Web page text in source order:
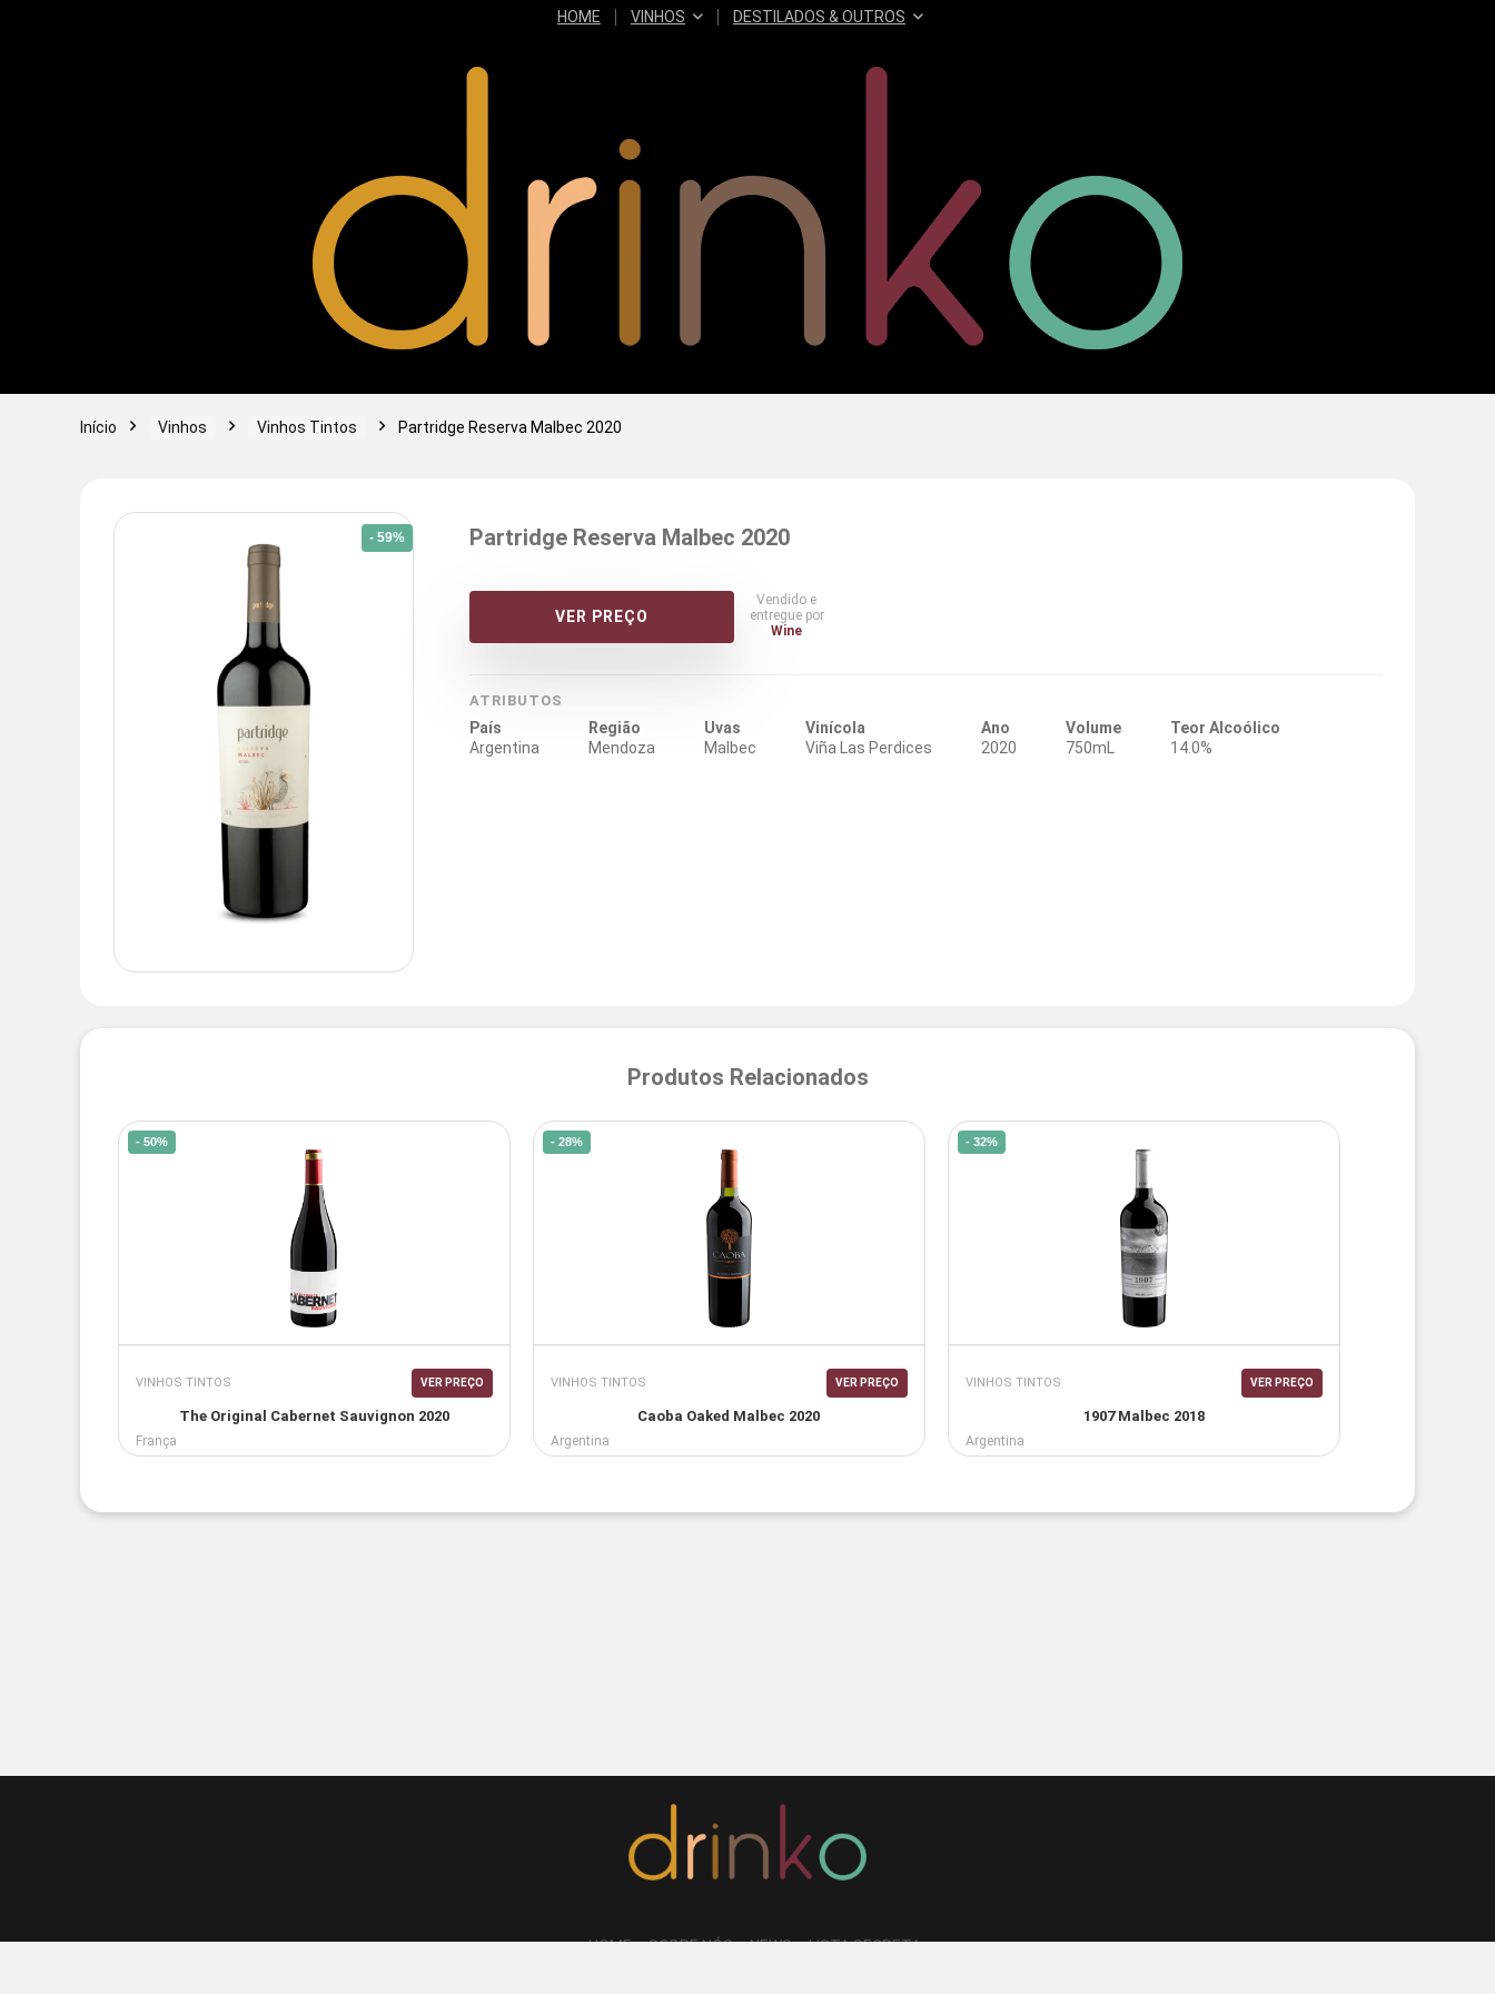
HOME VINHOS DESTILADOS & OUTROS
Início Vinhos Vinhos Tintos Partridge Reserva Malbec 2020
- 59% Partridge Reserva Malbec 2020
VER PREÇO
Vendido e
entregue por
Wine
ATRIBUTOS
País
Argentina
Região
Mendoza
Uvas
Malbec
Vinícola
Viña Las Perdices
Ano
2020
Volume
750mL
Teor Alcoólico
14.0%
Produtos Relacionados
- 50%
VINHOS TINTOS VER PREÇO
The Original Cabernet Sauvignon 2020
França
- 28%
VINHOS TINTOS VER PREÇO
Caoba Oaked Malbec 2020
Argentina
- 32%
VINHOS TINTOS VER PREÇO
1907 Malbec 2018
Argentina
HOME SOBRE NÓS NEWS LISTA SECRETA